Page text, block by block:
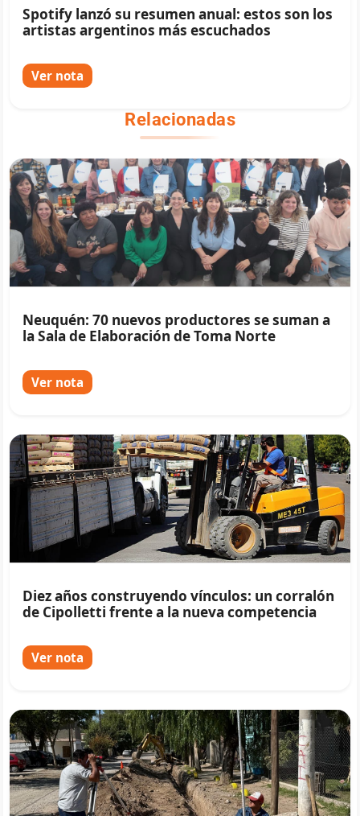
Spotify lanzó su resumen anual: estos son los
artistas argentinos más escuchados
Ver nota
Relacionadas
Neuquén: 70 nuevos productores se suman a
la Sala de Elaboración de Toma Norte
Ver nota
Diez años construyendo vínculos: un corralón
de Cipolletti frente a la nueva competencia
Ver nota